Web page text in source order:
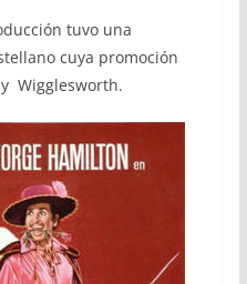
tuvo una
cuya promoción
Wigglesworth.